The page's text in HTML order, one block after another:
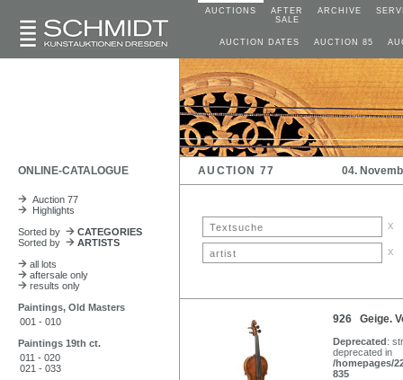
AUCTIONS
AFTER
SALE
ARCHIVE
AUCTION DATES AUCTION 85
ONLINE-CATALOGUE AUCTION 77 04.
Auction 77
Highlights
Sorted by
CATEGORIES
Sorted by
ARTISTS
all lots
aftersale only
results only
Paintings, Old Masters
001 - 010
Paintings 19th ct.
011 - 020
021 - 033
x
x
926 Geige.
Deprecated:
deprecated in
/homepages/
835